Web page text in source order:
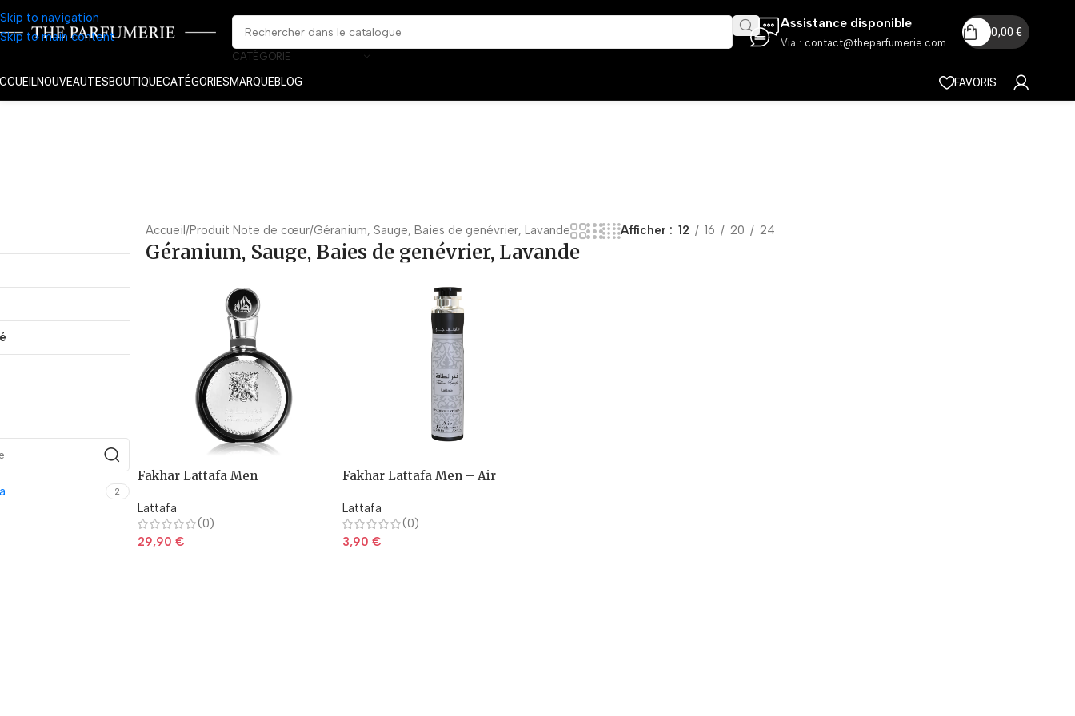
Skip to navigation
Skip to main content
CATÉGORIE
Assistance disponible
Via : contact@theparfumerie.com
0,00 €
NOUVEAUTESBOUTIQUECATÉGORIESMARQUEBLOG FAVORIS
2
Accueil Produit Note de cœur Géranium, Sauge, Baies de genévrier, Lavande Afficher 12 16 20 24
Géranium, Sauge, Baies de genévrier, Lavande
Fakhar Lattafa Men
Lattafa
(0)
29,90 €
Fakhar Lattafa Men – Air
Lattafa
(0)
3,90€